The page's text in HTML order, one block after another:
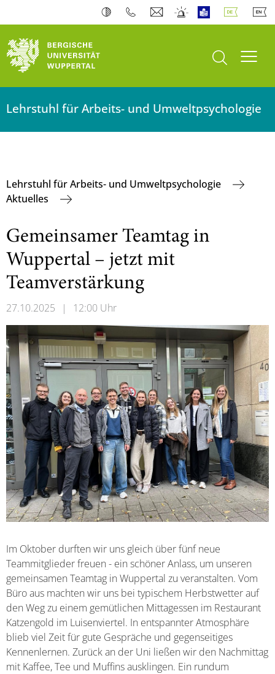
Suche öffnen
Lehrstuhl für Arbeits- und Umweltpsychologie
Lehrstuhl für Arbeits- und Umweltpsychologie
Aktuelles
Gemeinsamer Teamtag in
Wuppertal – jetzt mit
Teamverstärkung
27.10.2025 | 12:00 Uhr
Im Oktober durften wir uns gleich über fünf neue
Teammitglieder freuen - ein schöner Anlass, um unseren
gemeinsamen Teamtag in Wuppertal zu veranstalten. Vom
Büro aus machten wir uns bei typischem Herbstwetter auf
den Weg zu einem gemütlichen Mittagessen im Restaurant
Katzengold im Luisenviertel. In entspannter Atmosphäre
blieb viel Zeit für gute Gespräche und gegenseitiges
Kennenlernen. Zurück an der Uni ließen wir den Nachmittag
mit Kaffee, Tee und Muffins ausklingen. Ein rundum